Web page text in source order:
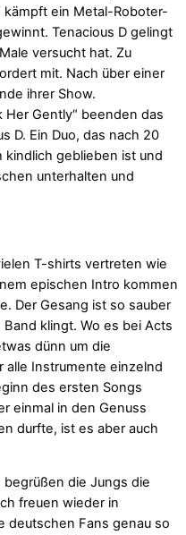
kämpft ein Metal-Roboter-
Tenacious D gelingt
versucht hat. Zu
mit. Nach über einer
ihrer Show.
Her Gently“ beenden das
D. Ein Duo, das nach 20
kindlich geblieben ist und
unterhalten und
T-shirts vertreten wie
epischen Intro kommen
Der Gesang ist so sauber
klingt. Wo es bei Acts
dünn um die
alle Instrumente einzelnd
des ersten Songs
einmal in den Genuss
durfte, ist es aber auch
begrüßen die Jungs die
freuen wieder in
deutschen Fans genau so